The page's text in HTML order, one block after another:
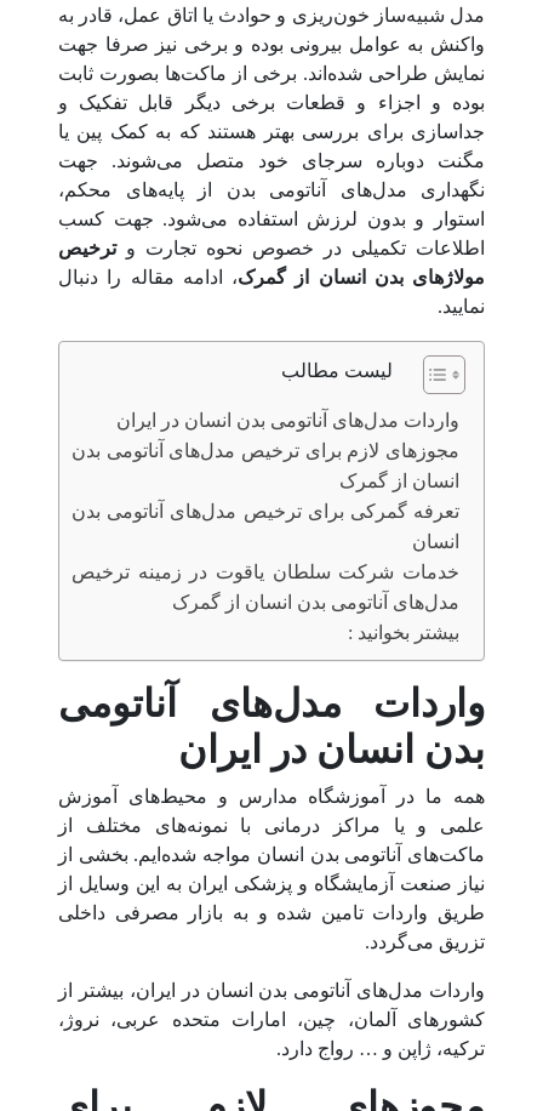
مدل شبیه‌ساز خون‌ریزی و حوادث یا اتاق عمل، قادر به
واکنش به عوامل بیرونی بوده و برخی نیز صرفا جهت
نمایش طراحی شده‌اند. برخی از ماکت‌ها بصورت ثابت
بوده و اجزاء و قطعات برخی دیگر قابل تفکیک و
جداسازی برای بررسی بهتر هستند که به کمک پین یا
مگنت دوباره سرجای خود متصل می‌شوند. جهت
نگهداری مدل‌های آناتومی بدن از پایه‌های محکم،
استوار و بدون لرزش استفاده می‌شود. جهت کسب
اطلاعات تکمیلی در خصوص نحوه تجارت وترخیص
مولاژهای بدن انسان از گمرک، ادامه مقاله را دنبال
نمایید.
لیست مطالب
واردات مدل‌های آناتومی بدن انسان در ایران
مجوزهای لازم برای ترخیص مدل‌های آناتومی بدن
انسان از گمرک
تعرفه گمرکی برای ترخیص مدل‌های آناتومی بدن
انسان
خدمات شرکت سلطان یاقوت در زمینه ترخیص
مدل‌های آناتومی بدن انسان از گمرک
بیشتر بخوانید :
واردات مدل‌های آناتومی
بدن انسان در ایران
همه ما در آموزشگاه مدارس و محیط‌های آموزش
علمی و یا مراکز درمانی با نمونه‌های مختلف از
ماکت‌های آناتومی بدن انسان مواجه شده‌ایم. بخشی از
نیاز صنعت آزمایشگاه و پزشکی ایران به این وسایل از
طریق واردات تامین شده و به بازار مصرفی داخلی
تزریق می‌گردد.
واردات مدل‌های آناتومی بدن انسان در ایران، بیشتر از
کشورهای آلمان، چین، امارات متحده عربی، نروژ،
ترکیه، ژاپن و … رواج دارد.